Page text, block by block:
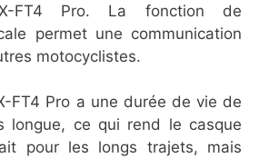
FT4 Pro. La fonction de
permet une communication
motocyclistes.
FT4 Pro a une durée de vie de
longue, ce qui rend le casque
pour les longs trajets, mais